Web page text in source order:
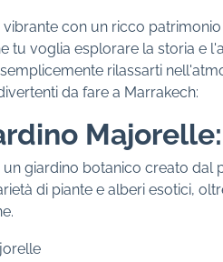
con un ricco
tu voglia esplorare la storia e
rilassarti
da fare a Marrakech:
Majorelle:
un giardino botanico creato dal
di piante e alberi esotici,